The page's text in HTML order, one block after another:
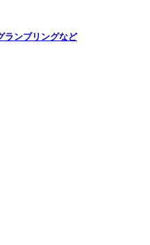
ランブリングなど